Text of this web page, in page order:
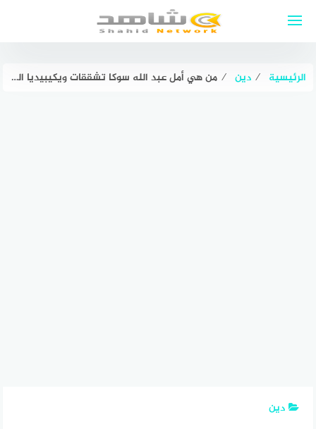
الرئيسية ⁄ دين ⁄ من هي أمل عبد الله سوكا تشققات ويكيبيديا السيرة الذاتية
دين